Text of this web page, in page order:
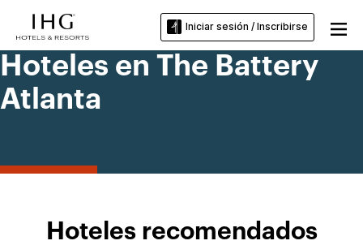
Iniciar sesión / Inscribirse
Hoteles en The Battery
Atlanta
Hoteles recomendados